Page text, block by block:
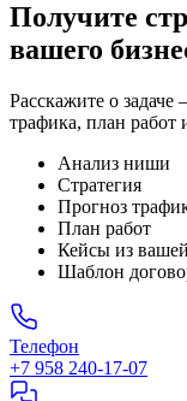
Получите
вашего
Расскажите о
трафика, план работ
Анализ ниши
Стратегия
Прогноз
План работ
Кейсы из
Шаблон
Телефон
+7 958 240‑17‑07